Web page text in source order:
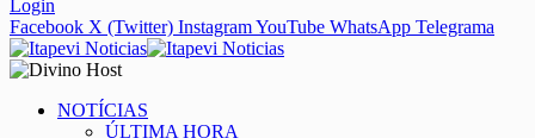
Login
Facebook X (Twitter) InstagramYouTube WhatsApp Telegrama
NOTÍCIAS
ÚLTIMA HORA